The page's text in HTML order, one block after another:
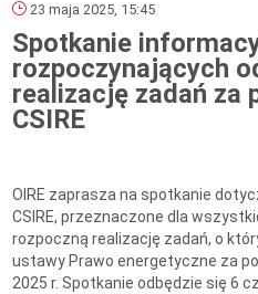
23 maja 2025, 15:45
Spotkanie
rozpoczynających
realizację zadań za
CSIRE
OIRE zaprasza na spotkanie
CSIRE, przeznaczone dla
rozpoczną realizację zadań, o
ustawy Prawo energetyczne za
2025 r. Spotkanie odbędzie się 6